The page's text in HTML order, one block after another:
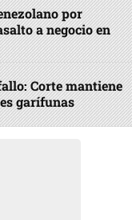
por
a negocio en
Corte mantiene
garífunas